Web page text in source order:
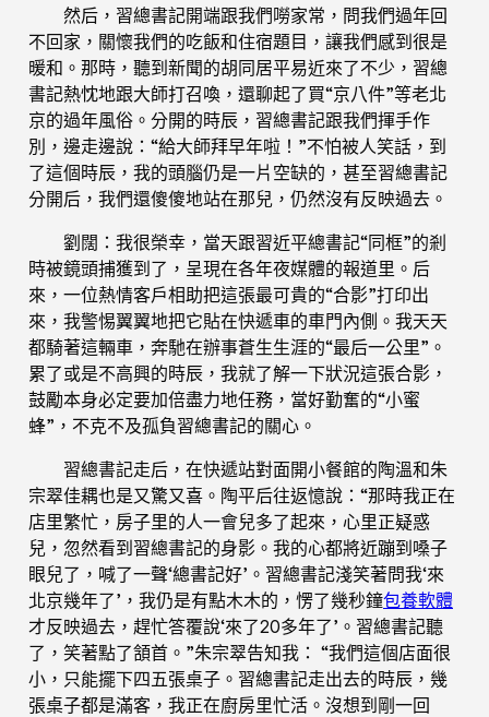
然后，習總書記開端跟我們嘮家常，問我們過年回
不回家，關懷我們的吃飯和住宿題目，讓我們感到很是
暖和。那時，聽到新聞的胡同居平易近來了不少，習總
書記熱忱地跟大師打召喚，還聊起了買“京八件”等老北
京的過年風俗。分開的時辰，習總書記跟我們揮手作
別，邊走邊說：“給大師拜早年啦！”不怕被人笑話，到
了這個時辰，我的頭腦仍是一片空缺的，甚至習總書記
分開后，我們還傻傻地站在那兒，仍然沒有反映過去。
劉闊：我很榮幸，當天跟習近平總書記“同框”的剎
時被鏡頭捕獲到了，呈現在各年夜媒體的報道里。后
來，一位熱情客戶相助把這張最可貴的“合影”打印出
來，我警惕翼翼地把它貼在快遞車的車門內側。我天天
都騎著這輛車，奔馳在辦事蒼生生涯的“最后一公里”。
累了或是不高興的時辰，我就了解一下狀況這張合影，
鼓勵本身必定要加倍盡力地任務，當好勤奮的“小蜜
蜂”，不克不及孤負習總書記的關心。
習總書記走后，在快遞站對面開小餐館的陶溫和朱
宗翠佳耦也是又驚又喜。陶平后往返憶說：“那時我正在
店里繁忙，房子里的人一會兒多了起來，心里正疑惑
兒，忽然看到習總書記的身影。我的心都將近蹦到嗓子
眼兒了，喊了一聲‘總書記好’。習總書記淺笑著問我‘來
北京幾年了’，我仍是有點木木的，愣了幾秒鐘包養軟體
才反映過去，趕忙答覆說‘來了20多年了’。習總書記聽
了，笑著點了頷首。”朱宗翠告知我： “我們這個店面很
小，只能擺下四五張桌子。習總書記走出去的時辰，幾
張桌子都是滿客，我正在廚房里忙活。沒想到剛一回